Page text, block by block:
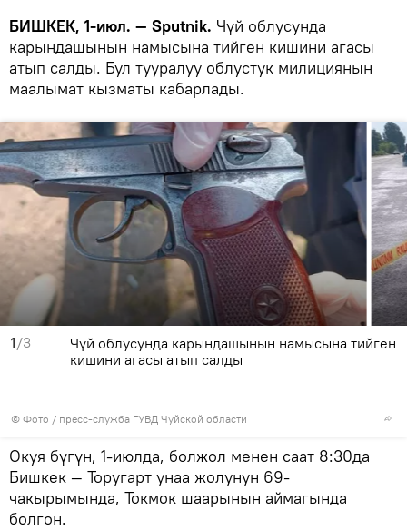
БИШКЕК, 1-июл. — Sputnik. Чүй облусунда
карындашынын намысына тийген кишини агасы
атып салды. Бул тууралуу облустук милициянын
маалымат кызматы кабарлады.
1/3
© Фото / пресс-служба ГУВД Чуйской области
Чүй облусунда карындашынын намысына тийген
кишини агасы атып салды
Окуя бүгүн, 1-июлда, болжол менен саат 8:30да
Бишкек — Торугарт унаа жолунун 69-
чакырымында, Токмок шаарынын аймагында
болгон.